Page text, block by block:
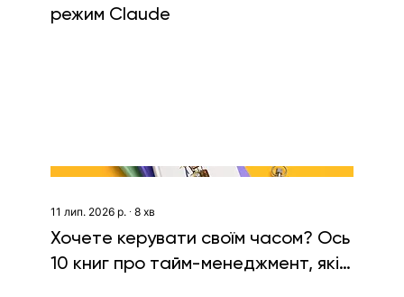
режим Claude
11 лип. 2026 р. ∙ 8 хв
Хочете керувати своїм часом? Ось
10 книг про тайм-менеджмент, які